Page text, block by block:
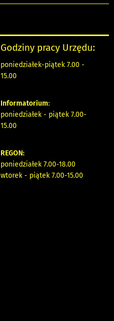
Godziny pracy Urzędu:
poniedziałek-piątek 7.00 -
15.00
Informatorium:
poniedziałek - piątek 7.00-
15.00
REGON:
poniedziałek 7.00-18.00
wtorek - piątek 7.00-15.00